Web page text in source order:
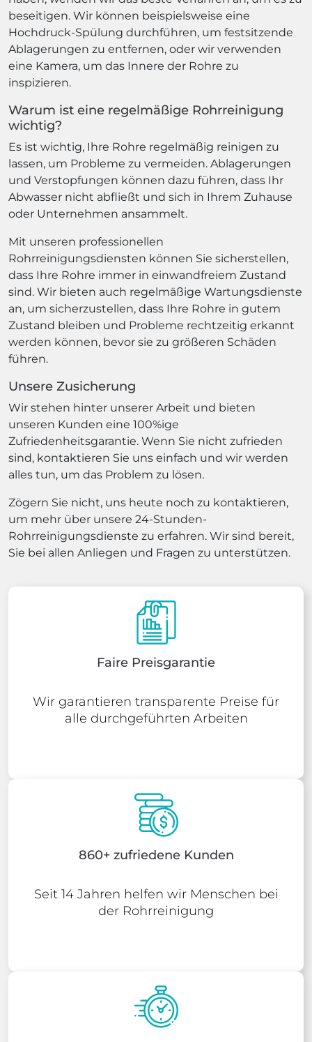
beseitigen. Wir können beispielsweise eine
Hochdruck-Spülung durchführen, um festsitzende
Ablagerungen zu entfernen, oder wir verwenden
eine Kamera, um das Innere der Rohre zu
inspizieren.
Warum ist eine regelmäßige Rohrreinigung
wichtig?
Es ist wichtig, Ihre Rohre regelmäßig reinigen zu
lassen, um Probleme zu vermeiden. Ablagerungen
und Verstopfungen können dazu führen, dass Ihr
Abwasser nicht abfließt und sich in Ihrem Zuhause
oder Unternehmen ansammelt.
Mit unseren professionellen
Rohrreinigungsdiensten können Sie sicherstellen,
dass Ihre Rohre immer in einwandfreiem Zustand
sind. Wir bieten auch regelmäßige Wartungsdienste
an, um sicherzustellen, dass Ihre Rohre in gutem
Zustand bleiben und Probleme rechtzeitig erkannt
werden können, bevor sie zu größeren Schäden
führen.
Unsere Zusicherung
Wir stehen hinter unserer Arbeit und bieten
unseren Kunden eine 100%ige
Zufriedenheitsgarantie. Wenn Sie nicht zufrieden
sind, kontaktieren Sie uns einfach und wir werden
alles tun, um das Problem zu lösen.
Zögern Sie nicht, uns heute noch zu kontaktieren,
um mehr über unsere 24-Stunden-
Rohrreinigungsdienste zu erfahren. Wir sind bereit,
Sie bei allen Anliegen und Fragen zu unterstützen.
Faire Preisgarantie
Wir garantieren transparente Preise für
alle durchgeführten Arbeiten
860+ zufriedene Kunden
Seit 14 Jahren helfen wir Menschen bei
der Rohrreinigung